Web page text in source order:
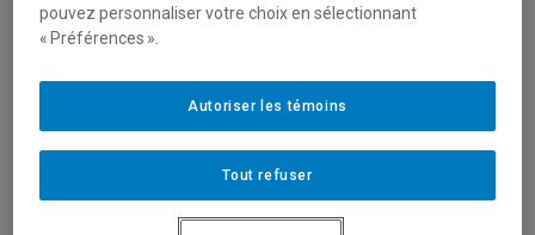
Premier épisode diffusé dans le cadre de l’émission “Sans
6 mai 2012à 16h.
Disponible pour téléchargement à l’adresse
suivante:http://www.radio-
canada.ca/emissions/sans_domicile_fixe/2012/speciale.asp
pouvez personnaliser votre choix en sélectionnant
« Préférences ».
Tout refuser
Autoriser les témoins